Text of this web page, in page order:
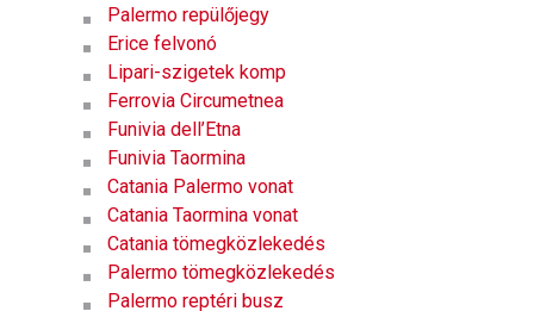
Palermo repülőjegy
Erice felvonó
Lipari-szigetek komp
Ferrovia Circumetnea
Funivia dell’Etna
Funivia Taormina
Catania Palermo vonat
Catania Taormina vonat
Catania tömegközlekedés
Palermo tömegközlekedés
Palermo reptéri busz